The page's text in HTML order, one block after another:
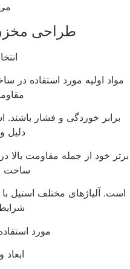
طراحی
مواد اولیه مورد استفاده در
برابر خوردگی و فشار باشند.
دلیل
خود از جمله مقاومت بالا در
ساخت
است. آلیاژهای مختلف استیل
مورد